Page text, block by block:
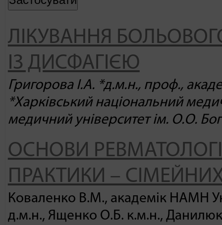
ЛІКУВАННЯ
ІЗ ДИСФАГІЄЮ
Григорова І.А. *д.м.н., проф.,
*Харківський національний
медичний університет ім. О.О.
ОСНОВИ
ПРАКТИКИ – СІМЕЙНИХ
Коваленко В.М., академік НАМН
д.м.н., Ященко О.Б. к.м.н.,